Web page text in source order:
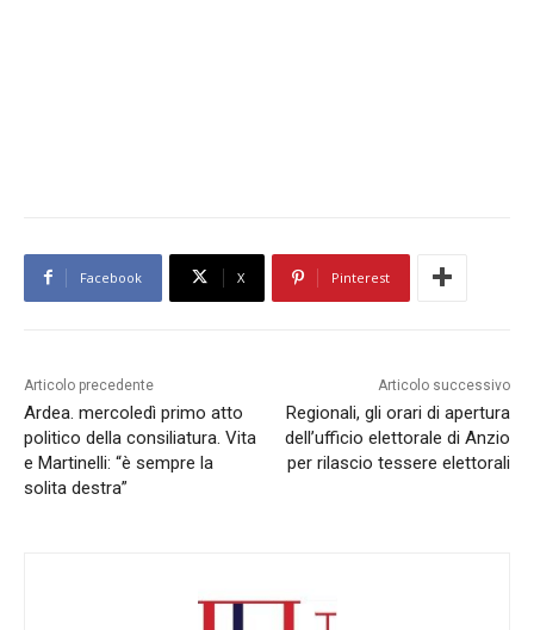
Facebook X Pinterest
Articolo precedente
Ardea. mercoledì primo atto
politico della consiliatura. Vita
e Martinelli: “è sempre la
solita destra”
Articolo successivo
Regionali, gli orari di apertura
dell’ufficio elettorale di Anzio
per rilascio tessere elettorali